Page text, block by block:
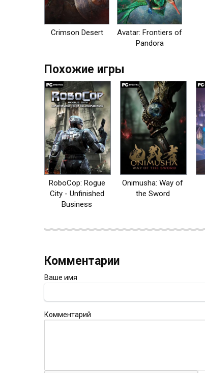
Crimson Desert
Avatar: Frontiers of
Pandora
Похожие игры
RoboCop: Rogue
City - Unfinished
Business
Onimusha: Way of
the Sword
Комментарии
Ваше имя
Комментарий